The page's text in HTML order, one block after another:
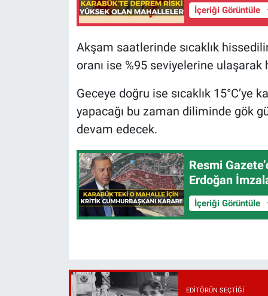
İçeriği Görüntüle
Akşam saatlerinde sıcaklık
oranı ise %95 seviyelerine ulaşarak
Geceye doğru ise sıcaklık 15°C’ye
yapacağı bu zaman diliminde gök
devam edecek.
Resmi
Erdoğan
İçeriği Görüntüle
EDITÖRÜN SEÇTIĞI